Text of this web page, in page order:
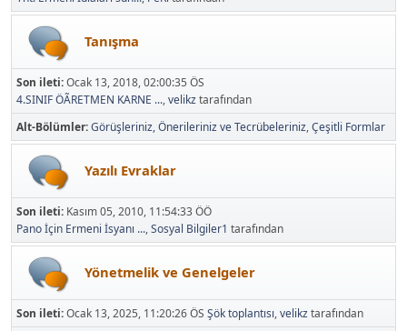
Tanışma
Son ileti:Ocak 13, 2018, 02:00:35 ÖS
4.SINIF ÖÃRETMEN KARNE ...,velikztarafından
Alt-Bölümler Görüşleriniz, Önerileriniz ve Tecrübeleriniz Çeşitli Formlar
Yazılı Evraklar
Son ileti: Kasım 05, 2010, 11:54:33 ÖÖ
Pano İçin Ermeni İsyanı ...,Sosyal Bilgiler1 tarafından
Yönetmelik ve Genelgeler
Son ileti:Ocak 13, 2025, 11:20:26 ÖS Şök toplantısı,velikztarafından